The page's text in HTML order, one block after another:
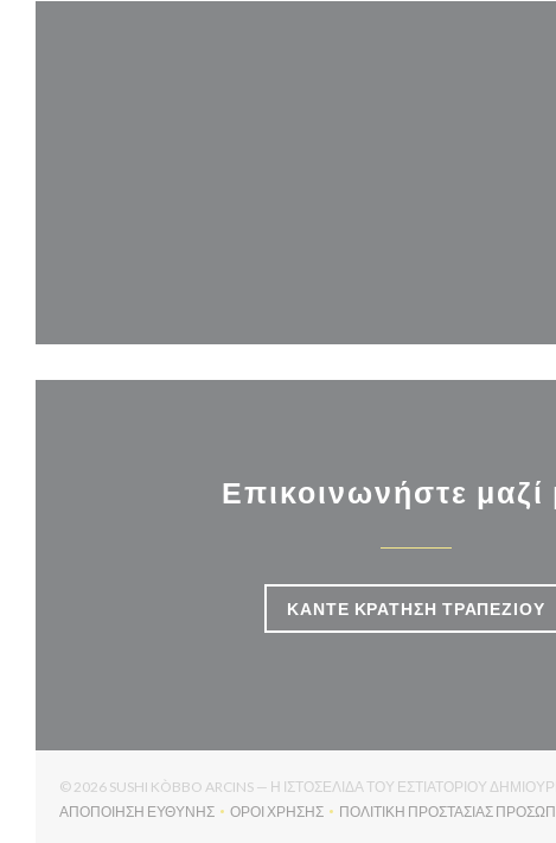
Επικοινωνήστε μαζί
ΚΆΝΤΕ ΚΡΆΤΗΣΗ ΤΡΑΠΕΖΙΟΎ
© 2026 SUSHI KÒBBO ARCINS — Η ΙΣΤΟΣΕΛΊΔΑ ΤΟΥ ΕΣΤΙΑΤΟΡΊΟΥ
ΑΠΟΠΟΊΗΣΗ ΕΥΘΎΝΗΣ
((ΑΝΟΊΓΕΙ ΣΕ ΝΈΟ ΠΑΡΆΘΥΡΟ))
ΌΡΟΙ ΧΡΉΣΗΣ
((ΑΝΟΊΓΕΙ ΣΕ ΝΈΟ ΠΑΡΆΘΥΡΟ))
ΠΟΛΙΤΙΚΉ ΠΡΟΣΤΑΣΊΑΣ